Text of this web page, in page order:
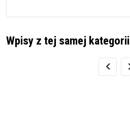
Wpisy z tej samej kategorii